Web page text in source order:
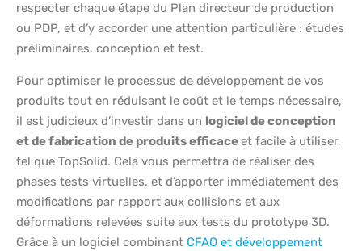
respecter chaque étape du Plan directeur de production
ou PDP, et d’y accorder une attention particulière : études
préliminaires, conception et test.
Pour optimiser le processus de développement de vos
produits tout en réduisant le coût et le temps nécessaire,
il est judicieux d’investir dans un logiciel de conception
et de fabrication de produits efficaceet facile à utiliser,
tel que TopSolid. Cela vous permettra de réaliser des
phases tests virtuelles, et d’apporter immédiatement des
modifications par rapport aux collisions et aux
déformations relevées suite aux tests du prototype 3D.
Grâce à un logiciel combinant CFAO et développement